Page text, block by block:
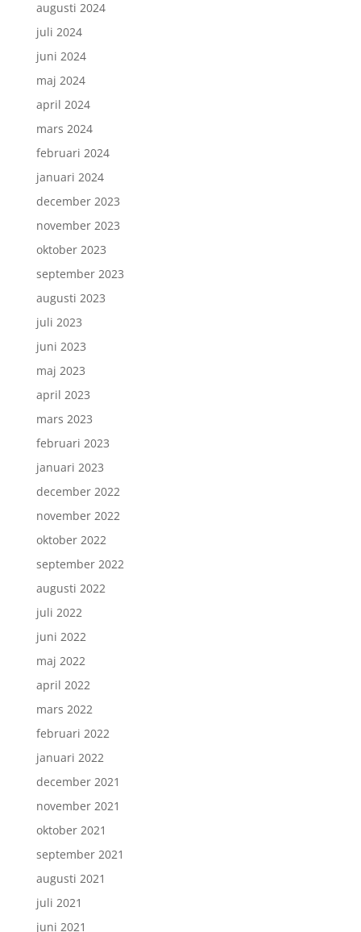
augusti 2024
juli 2024
juni 2024
maj 2024
april 2024
mars 2024
februari 2024
januari 2024
december 2023
november 2023
oktober 2023
september 2023
augusti 2023
juli 2023
juni 2023
maj 2023
april 2023
mars 2023
februari 2023
januari 2023
december 2022
november 2022
oktober 2022
september 2022
augusti 2022
juli 2022
juni 2022
maj 2022
april 2022
mars 2022
februari 2022
januari 2022
december 2021
november 2021
oktober 2021
september 2021
augusti 2021
juli 2021
juni 2021